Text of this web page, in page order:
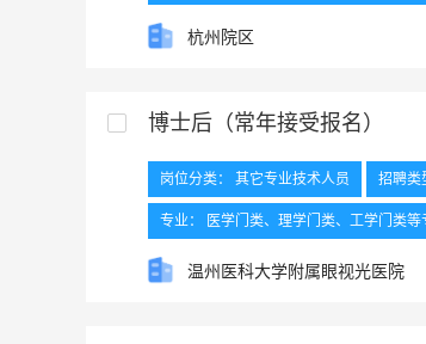
外语要求： 无
杭州院区
博士后（常年接受报名）
岗位分类： 其它专业技术人员 招聘类
专业： 医学门类、理学门类、工学门类
户籍所在地： / 其他要求： 外语要
温州医科大学附属眼视光医院